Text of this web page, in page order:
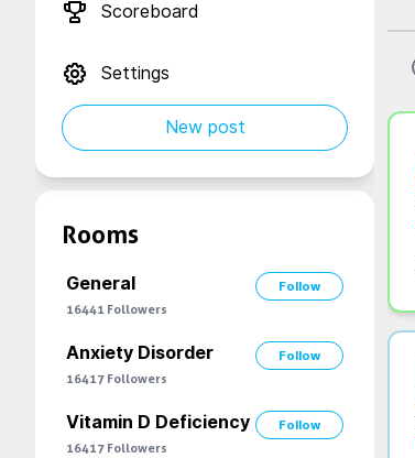
Scoreboard
Settings
New post
Rooms
General
Follow
16441 Followers
Anxiety Disorder
Follow
16417 Followers
Vitamin D Deficiency
Follow
16417 Followers